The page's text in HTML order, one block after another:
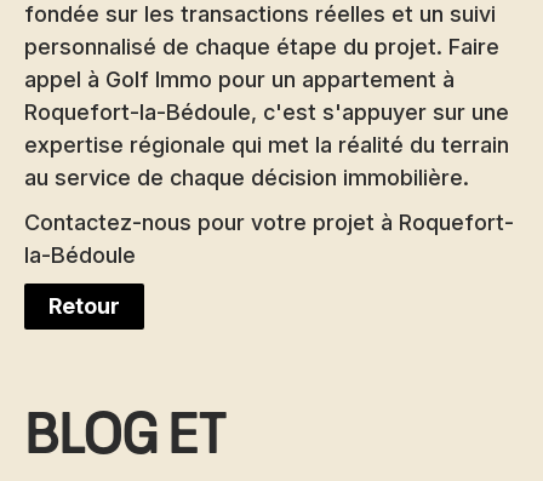
fondée sur les transactions réelles et un suivi
personnalisé de chaque étape du projet. Faire
appel à Golf Immo pour un appartement à
Roquefort-la-Bédoule, c'est s'appuyer sur une
expertise régionale qui met la réalité du terrain
au service de chaque décision immobilière.
Contactez-nous pour votre projet à Roquefort-
la-Bédoule
Retour
Blog et